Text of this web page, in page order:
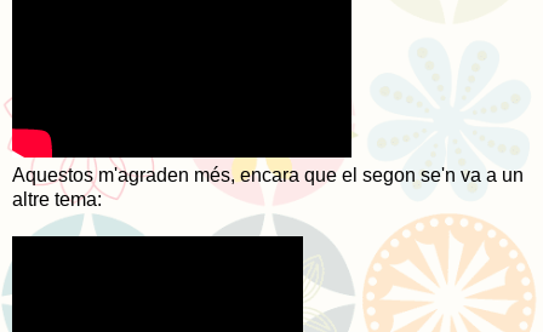
Aquestos m'agraden més, encara que el segon se'n va a un
altre tema: